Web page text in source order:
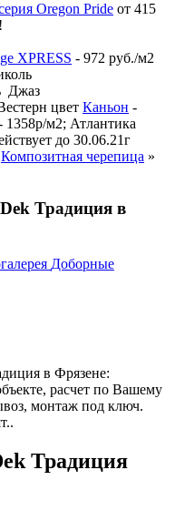
Oregon Pride от 415
XPRESS - 972 руб./м2
Джаз
цвет Каньон -
1358р/м2; Атлантика
до 30.06.21г
Композитная черепица »
Традиция в
Доборные
в Фрязене:
расчет по Вашему
монтаж под ключ.
Традиция